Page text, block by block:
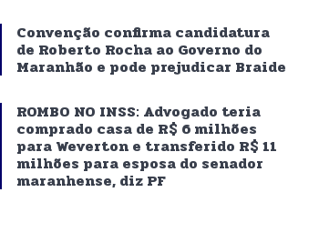
Convenção confirma candidatura
de Roberto Rocha ao Governo do
Maranhão e pode prejudicar Braide
ROMBO NO INSS: Advogado teria
comprado casa de R$ 6 milhões
para Weverton e transferido R$ 11
milhões para esposa do senador
maranhense, diz PF